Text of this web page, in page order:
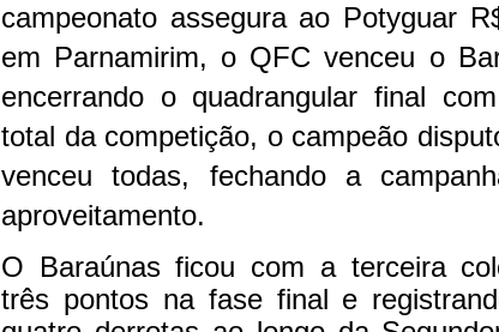
campeonato assegura ao Potyguar
em Parnamirim, o QFC venceu o
encerrando o quadrangular final
total da competição, o campeão
venceu todas, fechando a
aproveitamento.
O Baraúnas ficou com a terceira
três pontos na fase final e